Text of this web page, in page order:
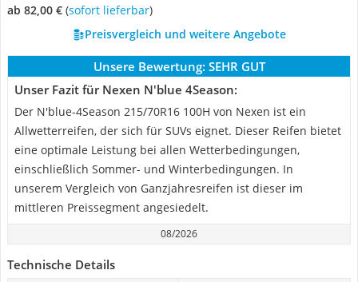
ab 82,00 € ( Sofort lieferbar)
Preisvergleich und weitere Angebote
Unsere Bewertung: SEHR GUT
Unser Fazit für Nexen N'blue 4Season:
Der N'blue-4Season 215/70R16 100H von Nexen ist ein
Allwetterreifen, der sich für SUVs eignet. Dieser Reifen bietet
eine optimale Leistung bei allen Wetterbedingungen,
einschließlich Sommer- und Winterbedingungen. In
unserem Vergleich von Ganzjahresreifen ist dieser im
mittleren Preissegment angesiedelt.
08/2026
Technische Details